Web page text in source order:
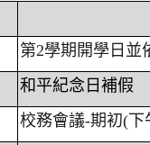
第2學期開學日並
和平紀念日補假
校務會議-期初(下